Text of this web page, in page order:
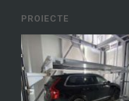
PROIECTE